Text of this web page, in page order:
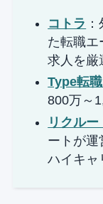
コトラ
た転職エ
求人を厳
Type転
800万～
リクル
ートが運
ハイキャ